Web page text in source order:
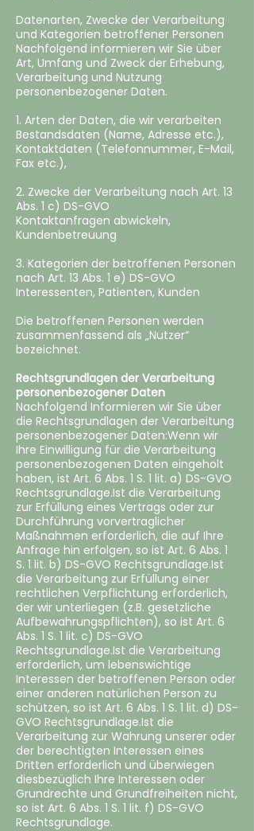
Datenarten, Zwecke der Verarbeitung
und Kategorien betroffener Personen
Nachfolgend informieren wir Sie über
Art, Umfang und Zweck der Erhebung,
Verarbeitung und Nutzung
personenbezogener Daten.
‍1. Arten der Daten, die wir verarbeiten
Bestandsdaten (Name, Adresse etc.),
Kontaktdaten (Telefonnummer, E-Mail,
Fax etc.),
2. Zwecke der Verarbeitung nach Art. 13
Abs. 1 c) DS-GVO
Kontaktanfragen abwickeln,
Kundenbetreuung
3. Kategorien der betroffenen Personen
nach Art. 13 Abs. 1 e) DS-GVO
Interessenten, Patienten, Kunden
Die betroffenen Personen werden
zusammenfassend als „Nutzer“
bezeichnet.
Rechtsgrundlagen der Verarbeitung
personenbezogener Daten
‍Nachfolgend Informieren wir Sie über
die Rechtsgrundlagen der Verarbeitung
personenbezogener Daten:Wenn wir
Ihre Einwilligung für die Verarbeitung
personenbezogenen Daten eingeholt
haben, ist Art. 6 Abs. 1 S. 1 lit. a) DS-GVO
Rechtsgrundlage.Ist die Verarbeitung
zur Erfüllung eines Vertrags oder zur
Durchführung vorvertraglicher
Maßnahmen erforderlich, die auf Ihre
Anfrage hin erfolgen, so ist Art. 6 Abs. 1
S. 1 lit. b) DS-GVO Rechtsgrundlage.Ist
die Verarbeitung zur Erfüllung einer
rechtlichen Verpflichtung erforderlich,
der wir unterliegen (z.B. gesetzliche
Aufbewahrungspflichten), so ist Art. 6
Abs. 1 S. 1 lit. c) DS-GVO
Rechtsgrundlage.Ist die Verarbeitung
erforderlich, um lebenswichtige
Interessen der betroffenen Person oder
einer anderen natürlichen Person zu
schützen, so ist Art. 6 Abs. 1 S. 1 lit. d) DS-
GVO Rechtsgrundlage.Ist die
Verarbeitung zur Wahrung unserer oder
der berechtigten Interessen eines
Dritten erforderlich und überwiegen
diesbezüglich Ihre Interessen oder
Grundrechte und Grundfreiheiten nicht,
so ist Art. 6 Abs. 1 S. 1 lit. f) DS-GVO
Rechtsgrundlage.